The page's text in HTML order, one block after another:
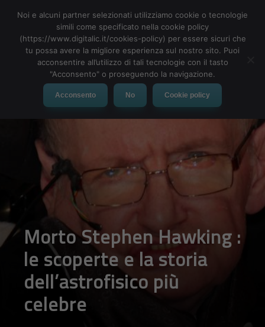
MENU
Morto Stephen Hawking :
le scoperte e la storia
dell’astrofisico più
celebre
Noi e alcuni partner selezionati utilizziamo cookie o tecnologie
simili come specificato nella cookie policy
(https://www.digitalic.it/cookies-policy) per essere sicuri che
tu possa avere la migliore esperienza sul nostro sito. Puoi
acconsentire all’utilizzo di tali tecnologie con il tasto
"Acconsento" o proseguendo la navigazione.
Acconsento No Cookie policy